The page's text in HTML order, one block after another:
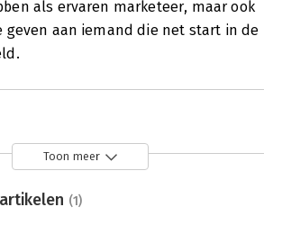
als ervaren marketeer, maar ook
geven aan iemand die net start in de
Toon meer
(1)